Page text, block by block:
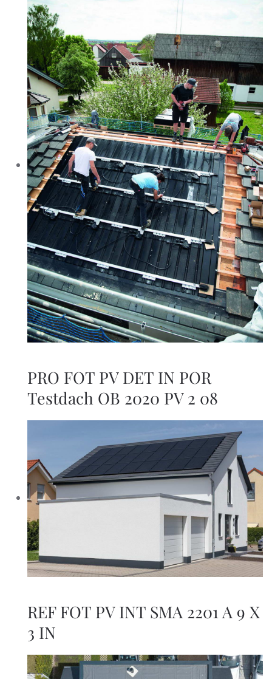
PRO FOT PV DET IN POR
Testdach OB 2020 PV 2 08
REF FOT PV INT SMA 2201 A 9 X
3 IN